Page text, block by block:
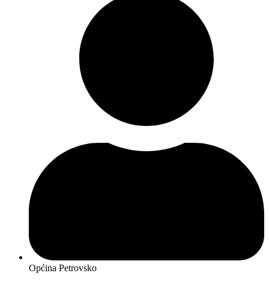
Općina Petrovsko